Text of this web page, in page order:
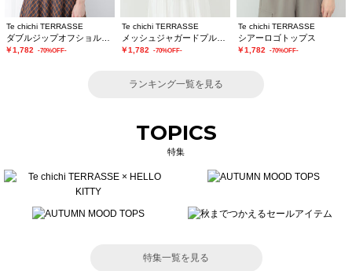
Te chichi TERRASSE
￥1,782 -70%OFF-
Te chichi TERRASSE
￥1,782 -70%OFF-
Te chichi TERRASSE
シアーロゴトップス
￥1,782 -70%OFF-
ランキング一覧を見る
TOPICS
特集
特集一覧を見る